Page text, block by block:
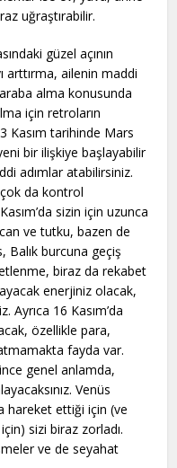
uğraştırabilir.
güzel açının
arttırma, ailenin maddi
alma konusunda
için retroların
Kasım tarihinde Mars
bir ilişkiye başlayabilir
adımlar atabilirsiniz.
çok da kontrol
sizin için uzunca
ve tutku, bazen de
Balık burcuna geçiş
biraz da rekabet
enerjiniz olacak,
Ayrıca 16 Kasım’da
özellikle para,
fayda var.
genel anlamda,
Venüs
hareket ettiği için (ve
sizi biraz zorladı.
ve de seyahat